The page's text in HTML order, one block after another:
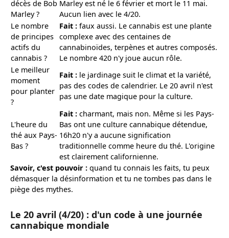
décès de Bob
Marley ?
Marley est né le 6 février et mort le 11 mai.
Aucun lien avec le 4/20.
Le nombre
de principes
actifs du
cannabis ?
Fait : faux aussi. Le cannabis est une plante
complexe avec des centaines de
cannabinoïdes, terpènes et autres composés.
Le nombre 420 n'y joue aucun rôle.
Le meilleur
moment
pour planter
?
Fait : le jardinage suit le climat et la variété,
pas des codes de calendrier. Le 20 avril n'est
pas une date magique pour la culture.
L'heure du
thé aux Pays-
Bas ?
Fait : charmant, mais non. Même si les Pays-
Bas ont une culture cannabique détendue,
16h20 n'y a aucune signification
traditionnelle comme heure du thé. L'origine
est clairement californienne.
Savoir, c'est pouvoir : quand tu connais les faits, tu peux
démasquer la désinformation et tu ne tombes pas dans le
piège des mythes.
Le 20 avril (4/20) : d'un code à une journée
cannabique mondiale